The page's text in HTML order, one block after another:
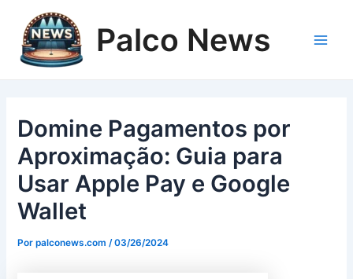
conteúdo
Palco News
Domine Pagamentos por
Aproximação: Guia para
Usar Apple Pay e Google
Wallet
Porpalconews.com/03/26/2024